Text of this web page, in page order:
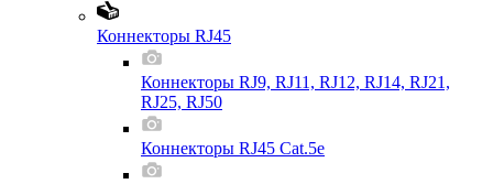
Коннекторы RJ45
Коннекторы RJ9, RJ11, RJ12, RJ14, RJ21,
RJ25, RJ50
Коннекторы RJ45 Cat.5e